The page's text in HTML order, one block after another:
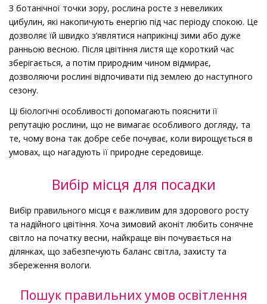
З ботанічної точки зору, рослина росте з невеликих
цибулин, які накопичують енергію під час періоду спокою. Це
дозволяє їй швидко з’являтися наприкінці зими або дуже
ранньою весною. Після цвітіння листя ще короткий час
зберігається, а потім природним чином відмирає,
дозволяючи рослині відпочивати під землею до наступного
сезону.
Ці біологічні особливості допомагають пояснити її
репутацію рослини, що не вимагає особливого догляду, та
те, чому вона так добре себе почуває, коли вирощується в
умовах, що нагадують її природне середовище.
Вибір місця для посадки
Вибір правильного місця є важливим для здорового росту
та надійного цвітіння. Хоча зимовий аконіт любить сонячне
світло на початку весни, найкраще він почувається на
ділянках, що забезпечують баланс світла, захисту та
збереження вологи.
Пошук правильних умов освітлення